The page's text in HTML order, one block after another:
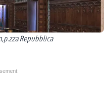
Repubblica